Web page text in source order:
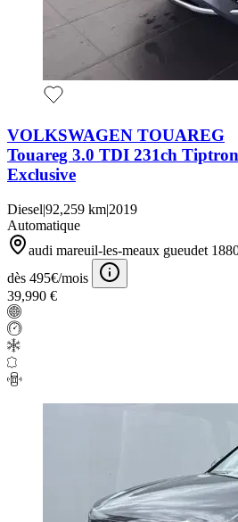
VOLKSWAGEN TOUAREG
Touareg 3.0 TDI 231ch
Exclusive
Diesel|92,259 km|2019
Automatique
audi mareuil-les-meaux gueudet
dès 495€/mois
39,990 €